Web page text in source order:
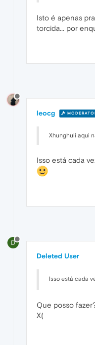
Isto é apenas
torcida... por
leocg
Xhunghuli aqui
Isso está cada
D
Deleted User
Isso está cada
Que posso
X(